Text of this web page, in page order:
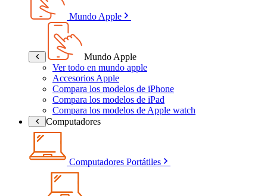
Mundo Apple
Mundo Apple
Ver todo en mundo apple
Accesorios Apple
Compara los modelos de iPhone
Compara los modelos de iPad
Compara los modelos de Apple watch
Computadores
Computadores Portátiles